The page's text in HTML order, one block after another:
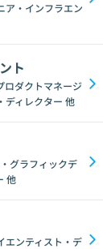
Webpack Vuex
ア・インフラエン
ト
ロダクトマネージ
ディレクター 他
グラフィックデ
他
エンティスト・デ